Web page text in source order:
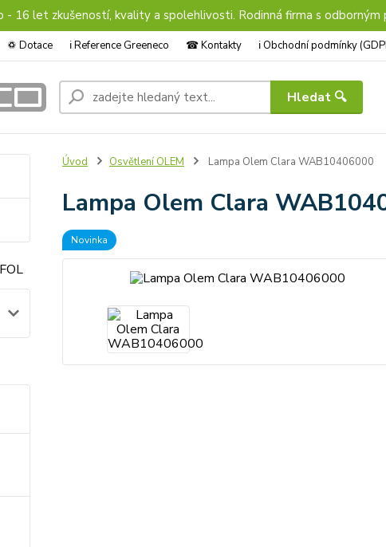
- 16 let zkušeností, kvality a spolehlivosti. Rodinná firma s
♽ Dotace ℹ︎ Reference Greeneco ☎︎ Kontakty ℹ︎ Obchodní podmínky
Hledat 🔍
Úvod Osvětlení OLEM Lampa Olem Clara WAB10406000
Lampa Olem Clara
Novinka